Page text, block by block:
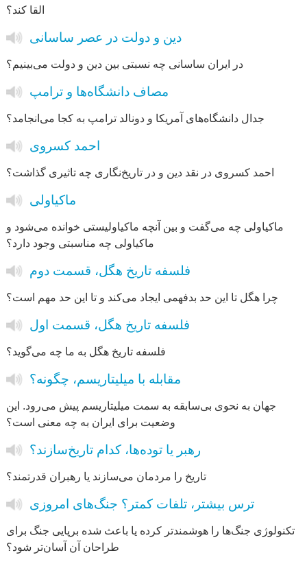
القا کند؟
دین و دولت در عصر ساسانی
در ایران ساسانی چه نسبتی بین دین و دولت می‌بینیم؟
مصاف دانشگاه‌ها و ترامپ
جدال دانشگاه‌های آمریکا و دونالد ترامپ به کجا می‌انجامد؟
احمد کسروی
احمد کسروی در نقد دین و در تاریخ‌نگاری چه تاثیری گذاشت؟
ماکیاولی
ماکیاولی چه می‌گفت و بین آنچه ماکیاولیستی خوانده می‌شود و
ماکیاولی چه مناسبتی وجود دارد؟
فلسفه تاریخ هگل، قسمت دوم
چرا هگل تا این حد بدفهمی ایجاد می‌کند و تا این حد مهم است؟
فلسفه تاریخ هگل، قسمت اول
فلسفه‌ تاریخ هگل به ما چه می‌گوید؟
مقابله با میلیتاریسم، چگونه؟
جهان به نحوی بی‌سابقه به سمت میلیتاریسم پیش می‌رود. این
وضعیت برای ایران به چه معنی است؟
رهبر یا توده‌ها، کدام تاریخ‌سازند؟
تاریخ را مردمان می‌سازند یا رهبران قدرتمند؟
ترس بیشتر، تلفات کمتر؟ جنگ‌های امروزی
تکنولوژی جنگ‌ها را هوشمندتر کرده یا باعث شده برپایی جنگ برای
طراحان آن آسان‌تر شود؟